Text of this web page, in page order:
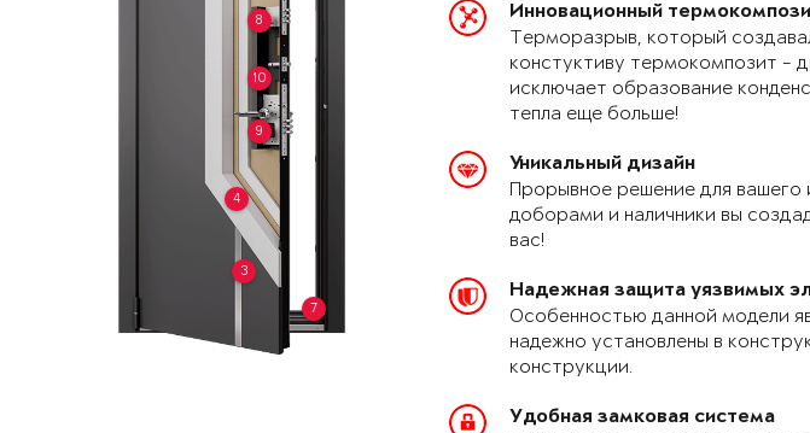
3
4
7
8
9
10
Инновационный
Терморазрыв, который
констуктиву термокомпозит -
исключает образование
тепла еще больше!
Уникальный дизайн
Прорывное решение для
доборами и наличники вы
вас!
Надежная защита уязвимых
Особенностью данной модели
надежно установлены в
конструкции.
Удобная замковая система